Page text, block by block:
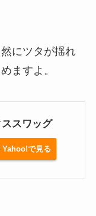
にツタが揺れ
ますよ。
スワッグ
Yahoo!で見る